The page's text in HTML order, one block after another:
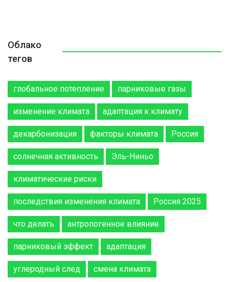
Облако
тегов
глобальное потепление парниковые газы
изменение климата адаптация к климату
декарбонизация факторы климата Россия
солнечная активность Эль-Ниньо
климатические риски
последствия изменения климата Россия 2025
что делать антропогенное влияние
парниковый эффект адаптация
углеродный след смена климата